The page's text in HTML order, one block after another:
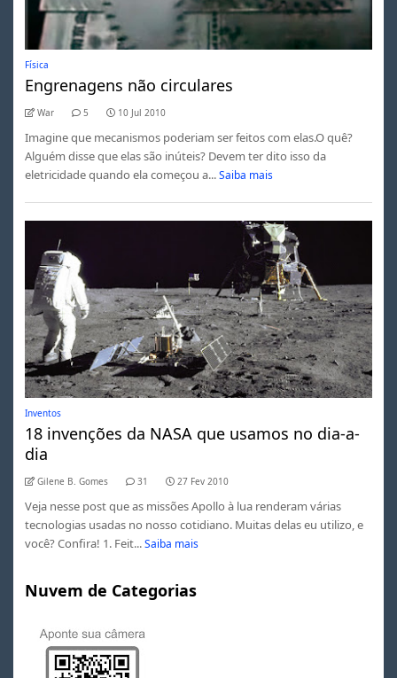
Física
Engrenagens não circulares
War 5 10 Jul 2010
Imagine que mecanismos poderiam ser feitos com elas.O quê?
Alguém disse que elas são inúteis? Devem ter dito isso da
eletricidade quando ela começou a... Saiba mais
Inventos
18 invenções da NASA que usamos no dia-a-
dia
Gilene B. Gomes 31 27 Fev 2010
Veja nesse post que as missões Apollo à lua renderam várias
tecnologias usadas no nosso cotidiano. Muitas delas eu utilizo, e
você? Confira! 1. Feit... Saiba mais
Nuvem de Categorias